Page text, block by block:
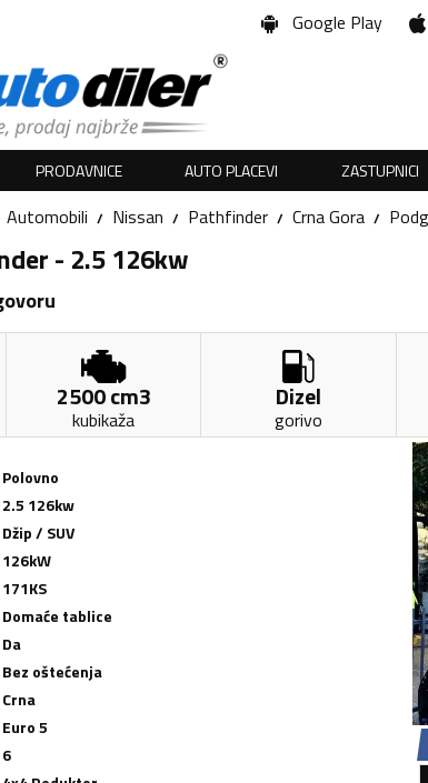
Google Play
PRODAVNICE AUTO PLACEVI ZASTUPNICI
Automobili Nissan Pathfinder Crna Gora
- 2.5 126kw
2500cm3
kubikaža
Dizel
gorivo
Polovno
2.5 126kw
Džip / SUV
126kW
171KS
Domaće tablice
Da
Bez oštećenja
Crna
Euro 5
6